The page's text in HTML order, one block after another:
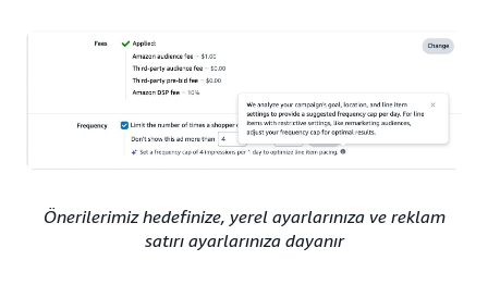
Önerilerimiz hedefinize, yerel ayarlarınıza ve reklam
satırı ayarlarınıza dayanır